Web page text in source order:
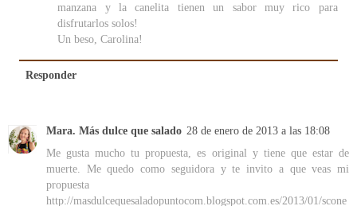
manzana y la canelita tienen un sabor muy rico para
disfrutarlos solos!
Un beso, Carolina!
Responder
Mara. Más dulce que salado 28 de enero de 2013 a las 18:08
Me gusta mucho tu propuesta, es original y tiene que estar de
muerte. Me quedo como seguidora y te invito a que veas mi
propuesta
http://masdulcequesaladopuntocom.blogspot.com.es/2013/01/scone